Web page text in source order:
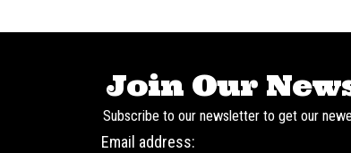
Join Our
Subscribe to our newsletter to get our
Email address: